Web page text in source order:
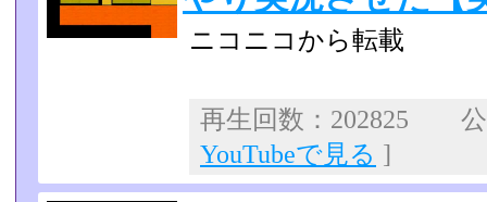
ニコニコから転載
再生回数：202825
YouTubeで見る ]